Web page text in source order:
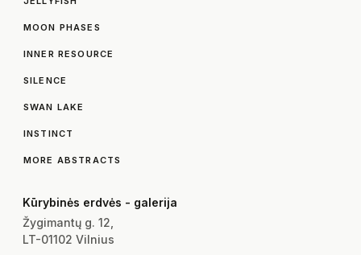
MOON PHASES
INNER RESOURCE
SILENCE
SWAN LAKE
INSTINCT
MORE ABSTRACTS
Kūrybinės erdvės - galerija
Žygimantų g. 12,
LT-01102 Vilnius